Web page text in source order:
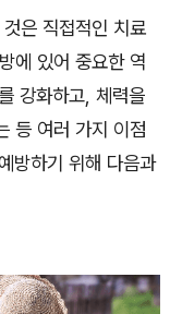
은 직접적인 치료
에 있어 중요한 역
강화하고, 체력을
등 여러 가지 이점
방하기 위해 다음과